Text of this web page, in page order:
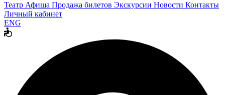
Театр Афиша Продажа билетов Экскурсии Новости Контакты
Личный кабинет
ENG